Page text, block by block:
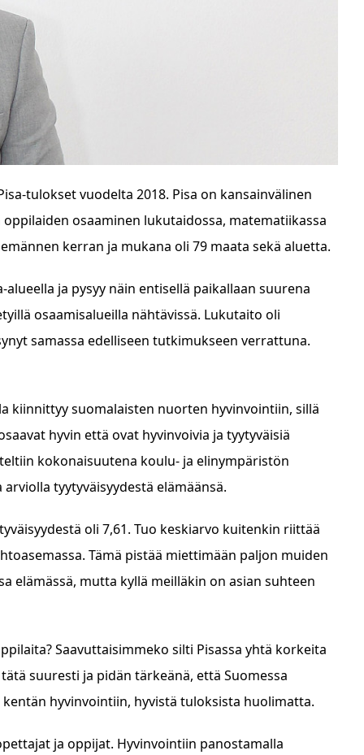
tulokset vuodelta 2018. Pisa on kansainvälinen
osaaminen lukutaidossa, matematiikassa
kerran ja mukana oli 79 maata sekä aluetta.
ja pysyy näin entisellä paikallaan suurena
osaamisalueilla nähtävissä. Lukutaito oli
samassa edelliseen tutkimukseen verrattuna.
kiinnittyy suomalaisten nuorten hyvinvointiin, sillä
hyvin että ovat hyvinvoivia ja tyytyväisiä
kokonaisuutena koulu- ja elinympäristön
tyytyväisyydestä elämäänsä.
oli 7,61. Tuo keskiarvo kuitenkin riittää
Tämä pistää miettimään paljon muiden
elämässä, mutta kyllä meilläkin on asian suhteen
Saavuttaisimmeko silti Pisassa yhtä korkeita
suuresti ja pidän tärkeänä, että Suomessa
hyvinvointiin, hyvistä tuloksista huolimatta.
ja oppijat. Hyvinvointiin panostamalla